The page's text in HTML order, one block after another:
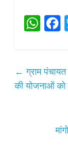
W
A
pp
← ग्राम
की योजनाओं को